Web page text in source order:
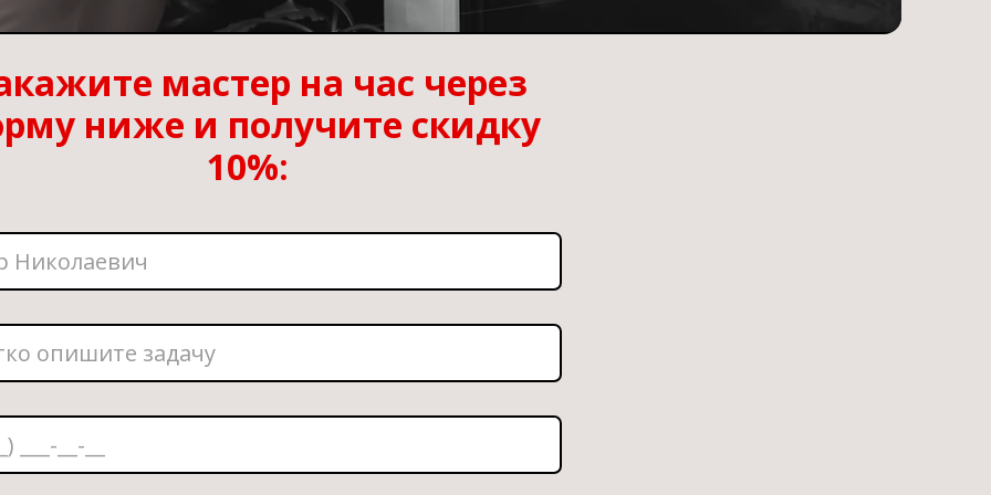
мастер на час через
ниже и получите скидку
10%: